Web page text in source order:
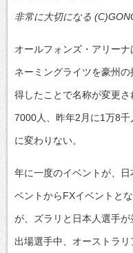
非常に大切になる
オールフォンズ・アリー
ネーミングライツを豪州
得したことで名称が変更
7000人、昨年2月に1万8
に変わりない。
年に一度のイベントが、
ベントからFXイベントと
が、ズラリと日本人選手
出場選手中、オーストラ